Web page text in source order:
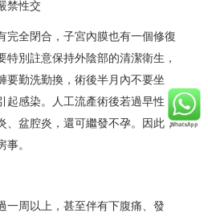
禁性交
完全閉合，子宮內膜也有一個修復
特別註意保持外陰部的清潔衛生，
要勤洗勤換，術後半月內不要坐
起感染。
人工流產術後若過早性
、盆腔炎，還可繼發不孕。因此，
事。
一周以上，甚至伴有下腹痛、發